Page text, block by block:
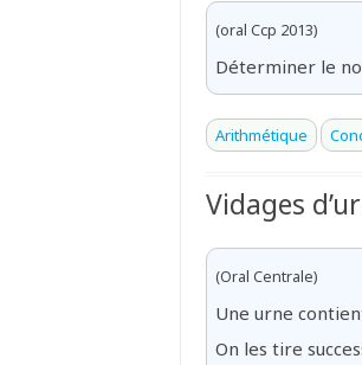
(oral Ccp 2013)
Déterminer le
Arithmétique
Vidages
(Oral Centrale)
Une urne
On les tire